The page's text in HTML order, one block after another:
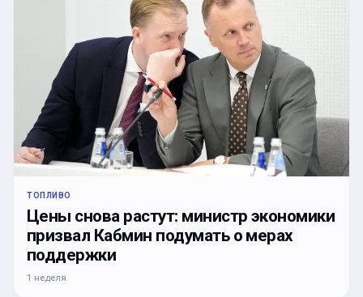
ТОПЛИВО
Цены снова растут: министр экономики
призвал Кабмин подумать о мерах
поддержки
1 неделя